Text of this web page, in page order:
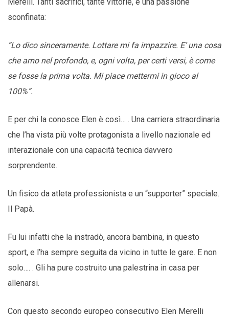
sconfinata:
“Lo dico sinceramente. Lottare mi fa impazzire. E’ una cosa
che amo nel profondo, e, ogni volta, per certi versi, è come
se fosse la prima volta. Mi piace mettermi in gioco al
100%”.
E per chi la conosce Elen è così… . Una carriera straordinaria
che l’ha vista più volte protagonista a livello nazionale ed
interazionale con una capacità tecnica davvero
sorprendente.
Un fisico da atleta professionista e un “supporter” speciale.
Il Papà.
Fu lui infatti che la instradò, ancora bambina, in questo
sport, e l’ha sempre seguita da vicino in tutte le gare. E non
solo…. . Gli ha pure costruito una palestrina in casa per
allenarsi.
Con questo secondo europeo consecutivo Elen Merelli